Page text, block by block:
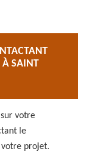
À SAINT
votre
le
projet.